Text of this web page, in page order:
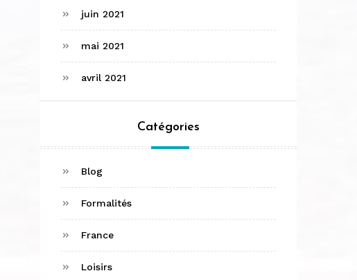
juin 2021
mai 2021
avril 2021
Catégories
Blog
Formalités
France
Loisirs